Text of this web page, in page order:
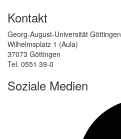
Kontakt
Georg-August-Universität Göttingen
Wilhelmsplatz 1 (Aula)
37073 Göttingen
Tel. 0551 39-0
Soziale Medien